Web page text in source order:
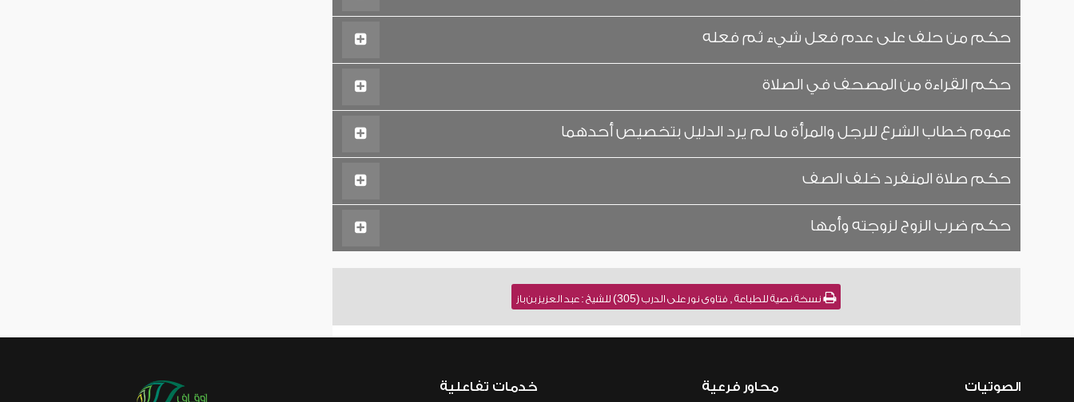
حكم من حلف على عدم فعل شيء ثم فعله
حكم القراءة من المصحف في الصلاة
عموم خطاب الشرع للرجل والمرأة ما لم يرد الدليل بتخصيص أحدهما
حكم صلاة المنفرد خلف الصف
حكم ضرب الزوج لزوجته وأمها
نسخة نصية للطباعة , فتاوى نور على الدرب (305) للشيخ : عبد العزيز بن باز
الصوتيات
محاور فرعية
خدمات تفاعلية